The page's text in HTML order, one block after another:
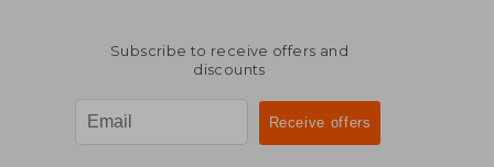
Subscribe to receive offers and
discounts